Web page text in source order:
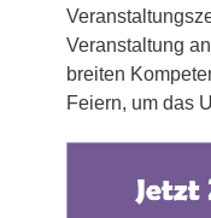
Veranstaltung
breiten
Feiern, um das